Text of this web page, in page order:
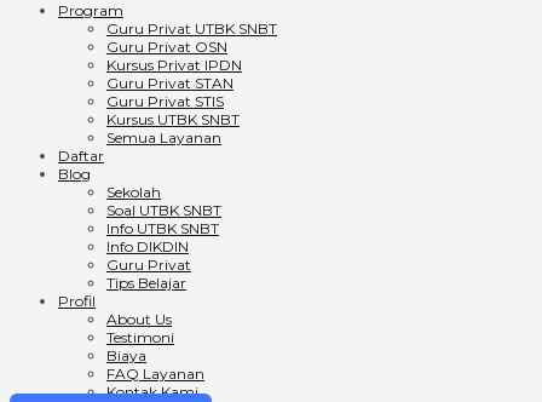
Program
Guru Privat UTBK SNBT
Guru Privat OSN
Kursus Privat IPDN
Guru Privat STAN
Guru Privat STIS
Kursus UTBK SNBT
Semua Layanan
Daftar
Blog
Sekolah
Soal UTBK SNBT
Info UTBK SNBT
Info DIKDIN
Guru Privat
Tips Belajar
Profil
About Us
Testimoni
Biaya
FAQ Layanan
Kontak Kami